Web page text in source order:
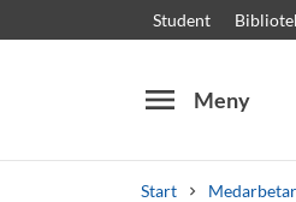
Student
menu Meny
Start